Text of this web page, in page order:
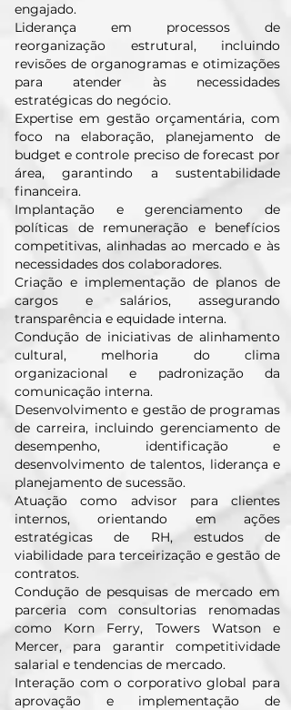
engajado.
Liderança em processos de
reorganização estrutural, incluindo
revisões de organogramas e otimizações
para atender às necessidades
estratégicas do negócio.
Expertise em gestão orçamentária, com
foco na elaboração, planejamento de
budget e controle preciso de forecast por
área, garantindo a sustentabilidade
financeira.
Implantação e gerenciamento de
políticas de remuneração e benefícios
competitivas, alinhadas ao mercado e às
necessidades dos colaboradores.
Criação e implementação de planos de
cargos e salários, assegurando
transparência e equidade interna.
Condução de iniciativas de alinhamento
cultural, melhoria do clima
organizacional e padronização da
comunicação interna.
Desenvolvimento e gestão de programas
de carreira, incluindo gerenciamento de
desempenho, identificação e
desenvolvimento de talentos, liderança e
planejamento de sucessão.
Atuação como advisor para clientes
internos, orientando em ações
estratégicas de RH, estudos de
viabilidade para terceirização e gestão de
contratos.
Condução de pesquisas de mercado em
parceria com consultorias renomadas
como Korn Ferry, Towers Watson e
Mercer, para garantir competitividade
salarial e tendencias de mercado.
Interação com o corporativo global para
aprovação e implementação de